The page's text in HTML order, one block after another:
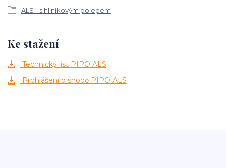
ALS - s hliníkovým polepem
Ke stažení
Technický list PIPO ALS
Prohlášení o shodě PIPO ALS